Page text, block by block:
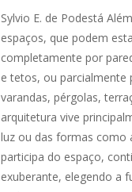
Sylvio E. de Podestá
espaços, que podem
completamente por
e tetos, ou parcialmente
varandas, pérgolas,
arquitetura vive
luz ou das formas como
participa do espaço,
exuberante, elegendo a